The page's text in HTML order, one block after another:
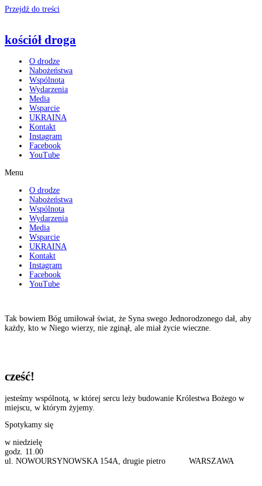
Przejdź do treści
kościół droga
O drodze
Nabożeństwa
Wspólnota
Wydarzenia
Media
Wsparcie
UKRAINA
Kontakt
Instagram
Facebook
YouTube
Menu
O drodze
Nabożeństwa
Wspólnota
Wydarzenia
Media
Wsparcie
UKRAINA
Kontakt
Instagram
Facebook
YouTube
Tak bowiem Bóg umiłował świat, że Syna swego Jednorodzonego dał, aby
każdy, kto w Niego wierzy, nie zginął, ale miał życie wieczne.
cześć!
jesteśmy wspólnotą, w której sercu leży budowanie Królestwa Bożego w
miejscu, w którym żyjemy.
Spotykamy się
w niedzielę
godz. 11.00
ul. NOWOURSYNOWSKA 154A, drugie pietro WARSZAWA